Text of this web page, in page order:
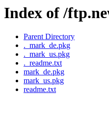
Index of /
Parent Directory
._mark_de.pkg
._mark_us.pkg
._readme.txt
mark_de.pkg
mark_us.pkg
readme.txt